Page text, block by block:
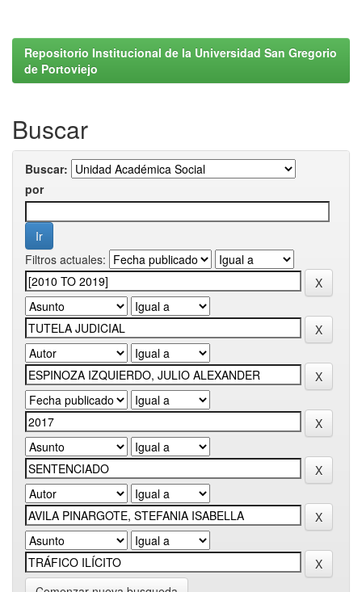
Repositorio Institucional de la Universidad San Gregorio
de Portoviejo
Buscar
Buscar:
por
Filtros actuales: